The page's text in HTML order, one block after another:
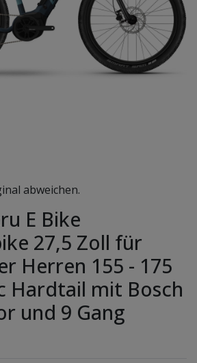
abweichen.
E Bike
27,5 Zoll für
Herren 155 - 175
Hardtail mit Bosch
und 9 Gang